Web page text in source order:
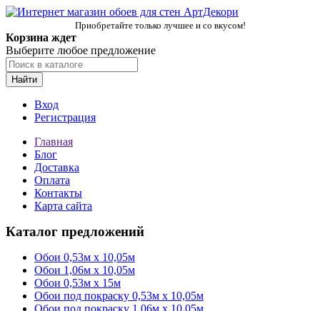
Приобретайте только лучшее и со вкусом!
Корзина ждет
Выберите любое предложение
Найти
Вход
Регистрация
Главная
Блог
Доставка
Оплата
Контакты
Карта сайта
Каталог предложений
Обои 0,53м x 10,05м
Обои 1,06м х 10,05м
Обои 0,53м x 15м
Обои под покраску 0,53м x 10,05м
Обои под покраску 1,06м х 10,05м